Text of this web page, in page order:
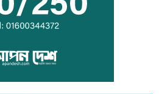
আগস্টে ফের টানা ৪ দিনের ছুটির সুযোগ